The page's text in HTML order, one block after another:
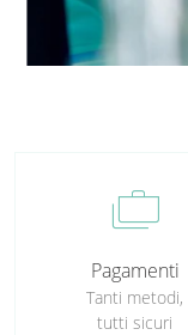
cases
Pagamenti
Tanti metodi,
tutti sicuri